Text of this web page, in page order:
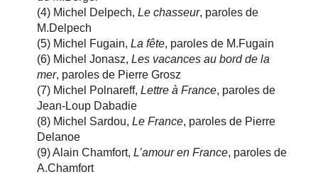
(4) Michel Delpech, Le chasseur, paroles de
M.Delpech
(5) Michel Fugain, La fête, paroles de M.Fugain
(6) Michel Jonasz, Les vacances au bord de la
mer, paroles de Pierre Grosz
(7) Michel Polnareff, Lettre à France, paroles de
Jean-Loup Dabadie
(8) Michel Sardou, Le France, paroles de Pierre
Delanoe
(9) Alain Chamfort, L’amour en France, paroles de
A.Chamfort